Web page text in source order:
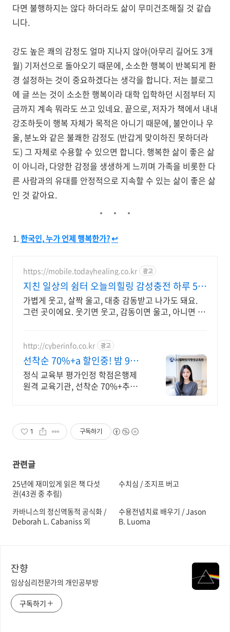
다면 불행하지는 않다 하더라도 삶이 무미건조해질 것 같습
니다.
강도 높은 쾌의 감정도 얼마 지나지 않아(아무리 길어도 3개
월) 기저선으로 돌아오기 때문에, 소소한 행복이 반복되게 환
경 설정하는 것이 중요하겠다는 생각을 합니다. 저는 블로그
에 글 쓰는 것이 소소한 행복이라 대학 입학하던 시점부터 지
금까지 계속 뭐라도 쓰고 있네요. 끝으로, 저자가 책에서 내내
강조하듯이 행복 자체가 목적은 아니기 때문에, 불안이나 우
울, 분노와 같은 불쾌한 감정도 (반갑게 맞이하진 못하더라
도) 그 자체로 수용할 수 있으면 합니다. 행복한 삶이 좋은 삶
이 아니라, 다양한 감정을 생생하게 느끼며 가족을 비롯한 다
른 사람과의 유대를 안정적으로 지속할 수 있는 삶이 좋은 삶
인 것 같아요.
한국인, 누가 언제 행복한가?↩︎
https://mobile.todayhealing.co.kr 광고
지친 일상의 쉼터 오늘의힐링 감성충전 하루 5분
힐링타임
가볍게 웃고, 살짝 울고, 대충 감동받고 나가도 돼요.
그런 곳이에요. 웃기면 웃고, 감동이면 울고, 아니면 그
http://cyberinfo.co.kr 광고
선착순 70%+a 할인중! 밤 9시
까지 상담가능!
정식 교육부 평가인정 학점은행제
원격 교육기관, 선착순 70%+추가
1 구독하기
관련글
25년에 재미있게 읽은 책 다섯
권(43권 중 추림)
수치심 / 조지프 버고
카바니스의 정신역동적 공식화 /
Deborah L. Cabaniss 외
수용전념치료 배우기 / Jason
B. Luoma
잔향
임상심리전문가의 개인공부방
구독하기